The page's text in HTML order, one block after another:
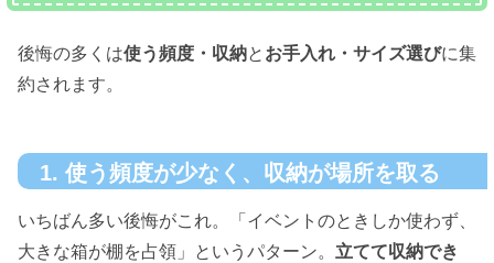
後悔の多くは使う頻度・収納と お手入れ・サイズ選びに集
約されます。
1. 使う頻度が少なく、収納が場所を取る
いちばん多い後悔がこれ。「イベントのときしか使わず、
大きな箱が棚を占領」というパターン。 立てて収納でき